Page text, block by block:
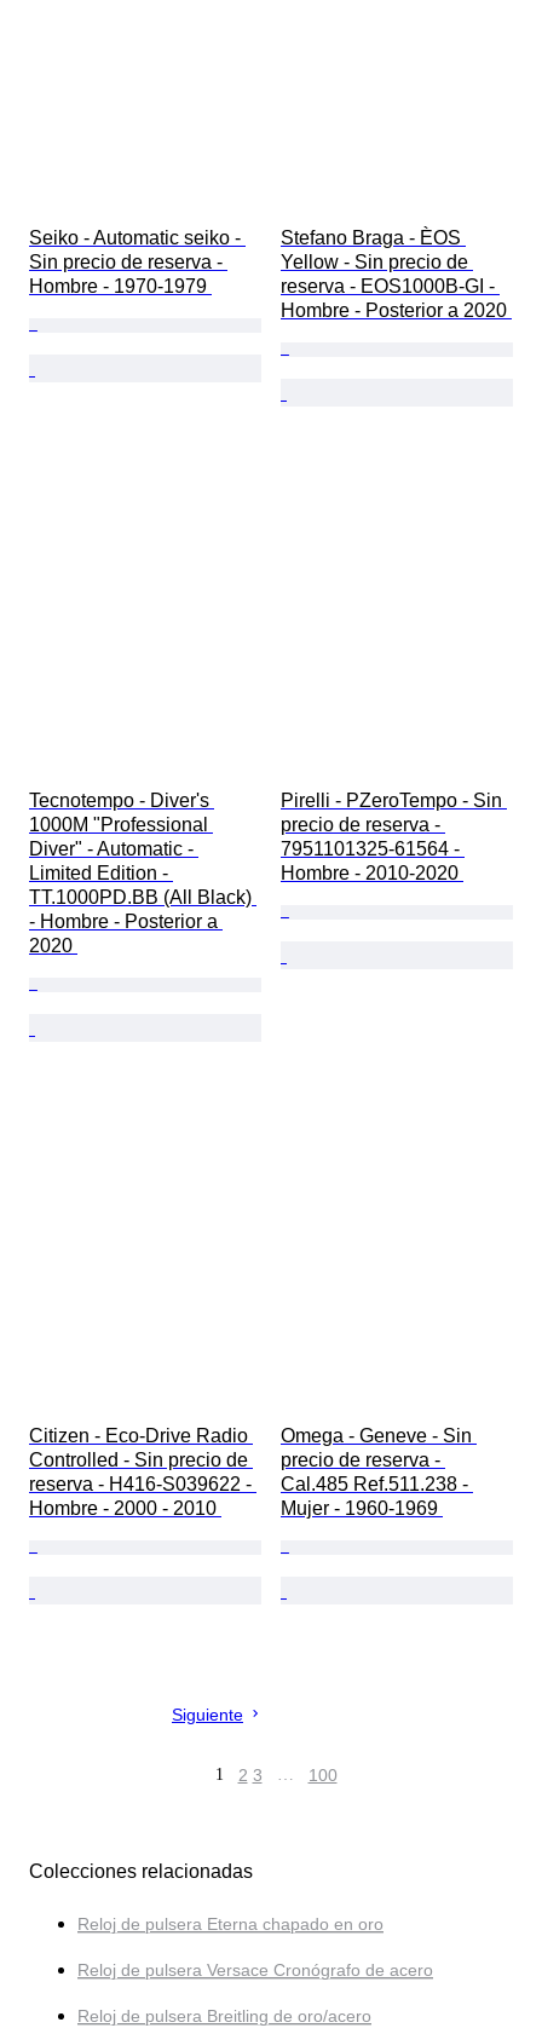
Seiko - Automatic seiko -
Sin precio de reserva -
Hombre - 1970-1979
Stefano Braga - ÈOS
Yellow - Sin precio de
reserva - EOS1000B-GI -
Hombre - Posterior a 2020
Tecnotempo - Diver's
1000M "Professional
Diver" - Automatic -
Limited Edition -
TT.1000PD.BB (All Black)
- Hombre - Posterior a
2020
Pirelli - PZeroTempo - Sin
precio de reserva -
7951101325-61564 -
Hombre - 2010-2020
Citizen - Eco-Drive Radio
Controlled - Sin precio de
reserva - H416-S039622 -
Hombre - 2000 - 2010
Omega - Geneve - Sin
precio de reserva -
Cal.485 Ref.511.238 -
Mujer - 1960-1969
Siguiente
1 2 3 … 100
Colecciones relacionadas
Reloj de pulsera Eterna chapado en oro
Reloj de pulsera Versace Cronógrafo de acero
Reloj de pulsera Breitling de oro/acero